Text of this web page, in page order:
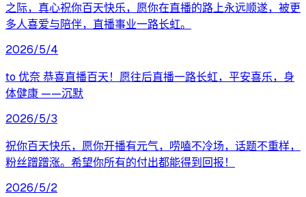
之际，真心祝你百天快乐，愿你在直播的路上永远顺遂，被更
多人喜爱与陪伴，直播事业一路长虹。
2026/5/4
to 优奈 恭喜直播百天！愿往后直播一路长虹，平安喜乐，身
体健康 ——沉默
2026/5/3
祝你百天快乐，愿你开播有元气，唠嗑不冷场，话题不重样，
粉丝蹭蹭涨。希望你所有的付出都能得到回报！
2026/5/2